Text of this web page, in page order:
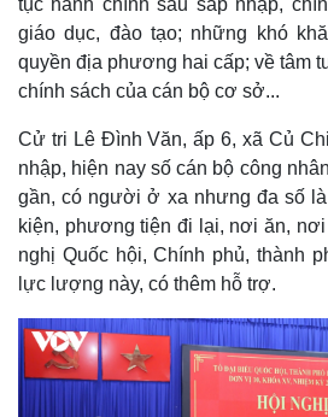
Thế giới
giáo dục, đào tạo; những khó
quyền địa phương hai cấp; về tâm
chính sách của cán bộ cơ sở...
Cử tri Lê Đình Văn, ấp 6, xã Củ
nhập, hiện nay số cán bộ công
gần, có người ở xa nhưng đa số
kiện, phương tiện đi lại, nơi ăn,
nghị Quốc hội, Chính phủ, thành
lực lượng này, có thêm hỗ trợ.